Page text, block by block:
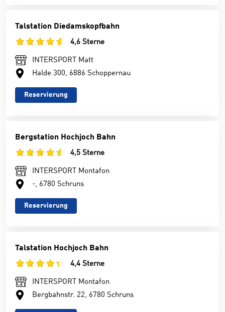
Talstation Diedamskopfbahn
4,6 Sterne
INTERSPORT Matt
Halde 300, 6886 Schoppernau
Reservierung
Bergstation Hochjoch Bahn
4,5 Sterne
INTERSPORT Montafon
-, 6780 Schruns
Reservierung
Talstation Hochjoch Bahn
4,4 Sterne
INTERSPORT Montafon
Bergbahnstr. 22, 6780 Schruns